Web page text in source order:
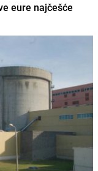
eure najčešće